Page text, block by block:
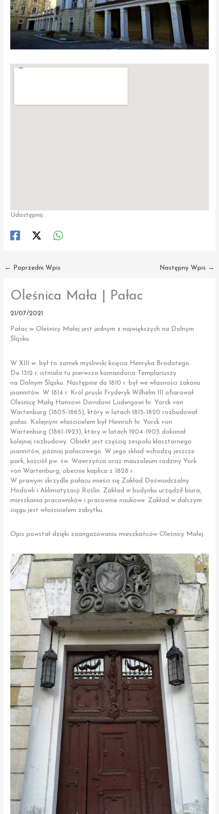
Udostępnij:
← Poprzedni Wpis Następny Wpis →
Oleśnica Mała | Pałac
21/07/2021
Pałac w Oleśnicy Małej jest jednym z największych na Dolnym
Śląsku.
W XIII w. był to zamek myśliwski księcia Henryka Brodatego.
Do 1312 r. istniała tu pierwsza komandoria Templariuszy
na Dolnym Śląsku. Następnie do 1810 r. był we własności zakonu
joannitów. W 1814 r. Król pruski Fryderyk Wilhelm III ofiarował
Oleśnicę Małą Hansowi Davidowi Ludwigowi hr. Yorck von
Wartenburg (1805-1865), który w latach 1815-1820 rozbudował
pałac. Kolejnym właścicielem był Heinrich hr. Yorck von
Wartenburg (1861-1923), który w latach 1904-1905 dokonał
kolejnej rozbudowy. Obiekt jest częścią zespołu klasztornego
joannitów, później pałacowego. W jego skład wchodzą jeszcze
park, kościół pw. św. Wawrzyńca oraz mauzoleum rodziny York
von Wartenburg, obecnie kaplica z 1828 r.
W prawym skrzydle pałacu mieści się Zakład Doświadczalny
Hodowli i Aklimatyzacji Roślin. Zakład w budynku urządził biura,
mieszkania pracowników i pracownie naukowe. Zakład w dalszym
ciągu jest właścicielem zabytku.
Opis powstał dzięki zaangażowaniu mieszkańców Oleśnicy Małej.